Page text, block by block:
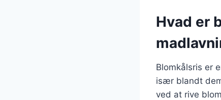
Hvad er
Blomkålsris er
især blandt
ved at rive